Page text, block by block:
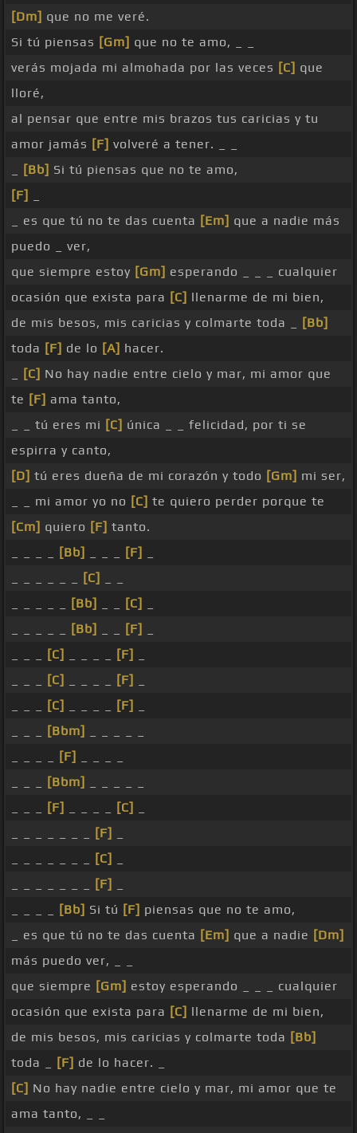
[Dm] que no me veré.
Si tú piensas [Gm] que no te amo, _ _
verás mojada mi almohada por las veces [C] que
lloré,
al pensar que entre mis brazos tus caricias y tu
amor jamás [F] volveré a tener. _ _
[Bb] Si tú piensas que no te amo,
[F]
_ es que tú no te das cuenta [Em] que a nadie más
puedo _ ver,
que siempre estoy [Gm] esperando _ _ _ cualquier
ocasión que exista para [C] llenarme de mi bien,
de mis besos, mis caricias y colmarte toda _
[Bb]
toda [F] de lo [A] hacer.
[C] No hay nadie entre cielo y mar, mi amor que
te [F] ama tanto,
_ _ tú eres mi [C] única _ _ felicidad, por ti se
espirra y canto,
[D] tú eres dueña de mi corazón y todo [Gm] mi ser,
_ _ mi amor yo no [C] te quiero perder porque te
[Cm] quiero [F] tanto.
[Bb] [F]
[C]
[Bb] [C]
[Bb] [F]
[C] [F]
[C] [F]
[C] [F]
[Bbm]
[F]
[Bbm]
[F] [C]
[F]
[C]
[F]
[Bb] Si tú [F] piensas que no te amo,
_ es que tú no te das cuenta [Em] que a nadie [Dm]
más puedo ver, _ _
que siempre [Gm] estoy esperando _ _ _ cualquier
ocasión que exista para [C] llenarme de mi bien,
de mis besos, mis caricias y colmarte toda [Bb]
toda _
[F] de lo hacer. _
[C] No hay nadie entre cielo y mar, mi amor que te
ama tanto, _ _